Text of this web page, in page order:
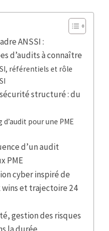
ANSSI :
d’audits à connaître
référentiels et rôle
structuré : du
pour une PME
d’un audit
PME
cyber inspiré de
wins et trajectoire 24
gestion des risques